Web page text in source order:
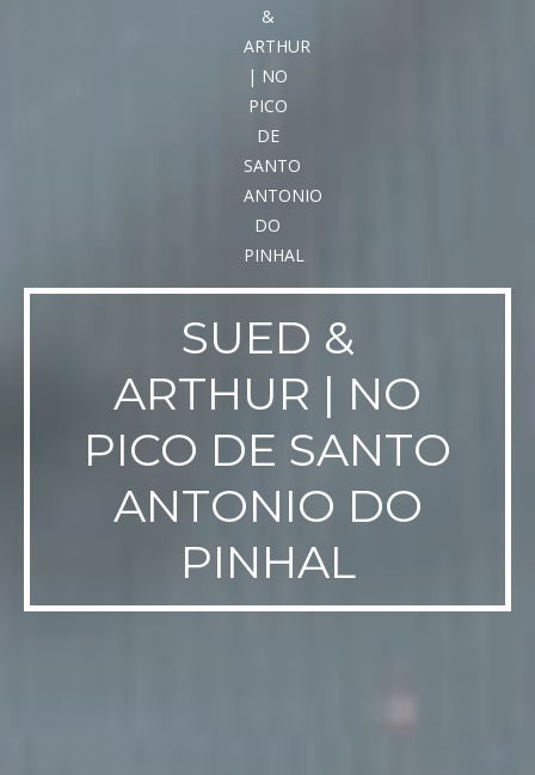
SUED &
ARTHUR | NO
PICO DE SANTO
ANTONIO DO
PINHAL